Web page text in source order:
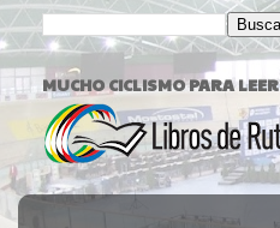
MUCHO CICLISMO PARA LEER